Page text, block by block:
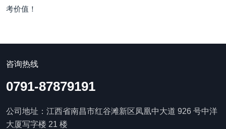
考价值！
咨询热线
0791-87879191
公司地址：江西省南昌市红谷滩新区凤凰中大道 926 号中洋
大厦写字楼 21 楼